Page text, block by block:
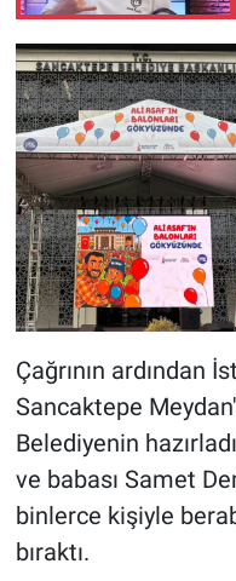
Çağrının ardından
Sancaktepe
Belediyenin
ve babası Samet
binlerce kişiyle
bıraktı.